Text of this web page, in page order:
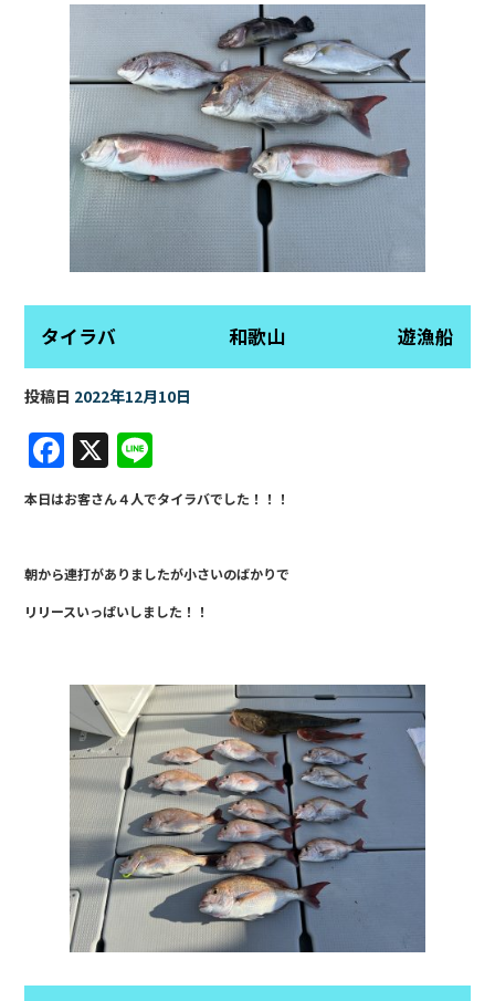
k
タイラバ 和歌山 遊漁船
投稿日 2022年12月10日
F
a
c
e
b
o
k
X
n
e
本日はお客さん４人でタイラバでした！！！
朝から連打がありましたが小さいのばかりで
リリースいっぱいしました！！